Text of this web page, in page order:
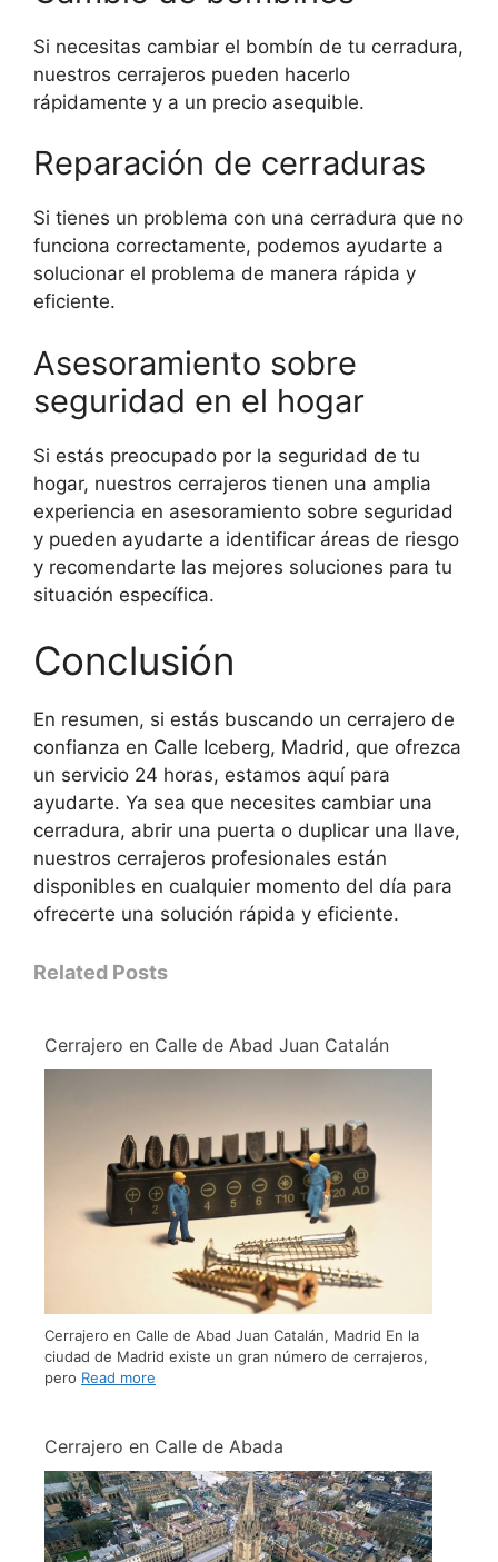
Si necesitas cambiar el bombín de tu cerradura,
nuestros cerrajeros pueden hacerlo
rápidamente y a un precio asequible.
Reparación de cerraduras
Si tienes un problema con una cerradura que no
funciona correctamente, podemos ayudarte a
solucionar el problema de manera rápida y
eficiente.
Asesoramiento sobre
seguridad en el hogar
Si estás preocupado por la seguridad de tu
hogar, nuestros cerrajeros tienen una amplia
experiencia en asesoramiento sobre seguridad
y pueden ayudarte a identificar áreas de riesgo
y recomendarte las mejores soluciones para tu
situación específica.
Conclusión
En resumen, si estás buscando un cerrajero de
confianza en Calle Iceberg, Madrid, que ofrezca
un servicio 24 horas, estamos aquí para
ayudarte. Ya sea que necesites cambiar una
cerradura, abrir una puerta o duplicar una llave,
nuestros cerrajeros profesionales están
disponibles en cualquier momento del día para
ofrecerte una solución rápida y eficiente.
Related Posts
Cerrajero en Calle de Abad Juan Catalán
Cerrajero en Calle de Abad Juan Catalán, Madrid En la
ciudad de Madrid existe un gran número de cerrajeros,
pero Read more
Cerrajero en Calle de Abada